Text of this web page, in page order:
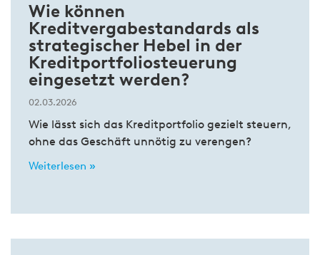
Wie können
Kreditvergabestandards als
strategischer Hebel in der
Kreditportfoliosteuerung
eingesetzt werden?
02.03.2026
Wie lässt sich das Kreditportfolio gezielt steuern,
ohne das Geschäft unnötig zu verengen?
Weiterlesen »